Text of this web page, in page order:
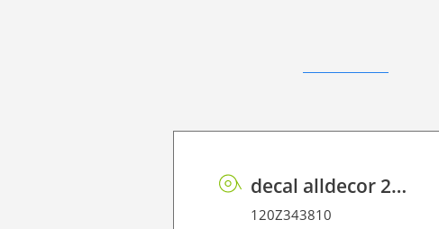
decal alldecor 2D P HT ST019 HG Calacata Gold
120Z343810